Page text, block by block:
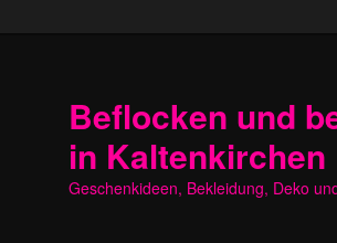
Beflocken und
in Kaltenkirchen
Geschenkideen, Bekleidung, Deko